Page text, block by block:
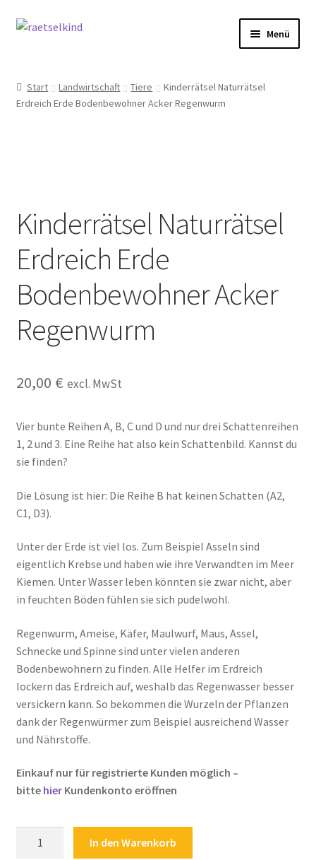
Zur
Zum
Menü
AGB
Echtheit von Bewertungen
FAQ
Impressum
Kasse
Mein Konto
Über Rätselkind
Versandarten
Widerrufsbelehrung
Zahlungsarten
Start Landwirtschaft Tiere
Kinderrätsel Naturrätsel
Erdreich Erde Bodenbewohner Acker Regenwurm
Kinderrätsel Naturrätsel
Erdreich Erde
Bodenbewohner Acker
Regenwurm
20,00 € excl. MwSt
Vier bunte Reihen A, B, C und D und nur drei Schattenreihen
1, 2 und 3. Eine Reihe hat also kein Schattenbild. Kannst du
sie finden?
Die Lösung ist hier: Die Reihe B hat keinen Schatten (A2,
C1, D3).
Unter der Erde ist viel los. Zum Beispiel Asseln sind
eigentlich Krebse und haben wie ihre Verwandten im Meer
Kiemen. Unter Wasser leben könnten sie zwar nicht, aber
in feuchten Böden fühlen sie sich pudelwohl.
Regenwurm, Ameise, Käfer, Maulwurf, Maus, Assel,
Schnecke und Spinne sind unter vielen anderen
Bodenbewohnern zu finden. Alle Helfer im Erdreich
lockern das Erdreich auf, weshalb das Regenwasser besser
versickern kann. So bekommen die Wurzeln der Pflanzen
dank der Regenwürmer zum Beispiel ausreichend Wasser
und Nährstoffe.
Einkauf nur für registrierte Kunden möglich –
bitte hierKundenkonto eröffnen
In den Warenkorb